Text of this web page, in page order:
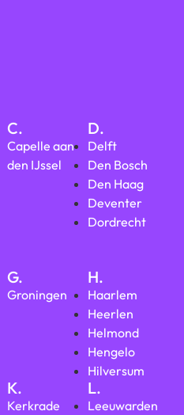
C.
Capelle aan
den IJssel
D.
Delft
Den Bosch
Den Haag
Deventer
Dordrecht
G.
Groningen
H.
Haarlem
Heerlen
Helmond
Hengelo
Hilversum
K.
Kerkrade
L.
Leeuwarden